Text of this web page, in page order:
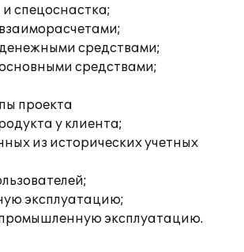
спецоснастка;
средствами;
средствами;
проекта
у клиента;
из исторических учетных
эксплуатацию;
эксплуатацию.